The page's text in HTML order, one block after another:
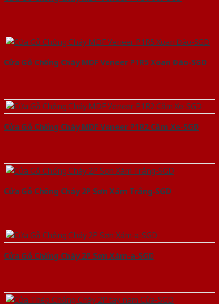
Cửa Gỗ Chống Cháy MDF Veneer P1R5 Xoan Đào-SGD
Cửa Gỗ Chống Cháy MDF Veneer P1R2 Căm Xe-SGD
Cửa Gỗ Chống Cháy 2P Sơn Xám Trắng-SGD
Cửa Gỗ Chống Cháy 2P Sơn Xám-a-SGD